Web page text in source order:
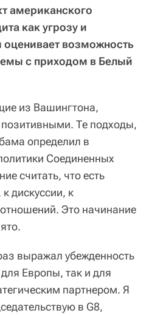
американского
как угрозу и
возможность
с приходом в Белый
из Вашингтона,
Те подходы,
определил в
Соединенных
считать, что есть
к дискуссии, к
Это начинание
выражал убежденность
Европы, так и для
партнером. Я
в G8,